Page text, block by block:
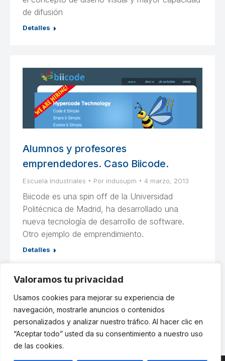
Valoramos tu privacidad
Usamos cookies para mejorar su experiencia de
navegación, mostrarle anuncios o contenidos
personalizados y analizar nuestro tráfico. Al hacer clic en
“Aceptar todo” usted da su consentimiento a nuestro uso
de las cookies.
de difusión
Detalles
Alumnos y profesores
emprendedores. Caso Biicode.
Escuela Industriales Por indusupm 4 marzo, 2013
Biicode es una spin off de la Universidad
Politécnica de Madrid, ha desarrollado una
nueva tecnología de desarrollo de software.
Otro ejemplo de emprendimiento.
Detalles
← 1 … 45 46 47 48
59
→